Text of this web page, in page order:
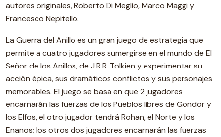
autores originales, Roberto Di Meglio, Marco Maggi y
Francesco Nepitello.
La Guerra del Anillo es un gran juego de estrategia que
permite a cuatro jugadores sumergirse en el mundo de El
Señor de los Anillos, de J.R.R. Tolkien y experimentar su
acción épica, sus dramáticos conflictos y sus personajes
memorables. El juego se basa en que 2 jugadores
encarnarán las fuerzas de los Pueblos libres de Gondor y
los Elfos, el otro jugador tendrá Rohan, el Norte y los
Enanos; los otros dos jugadores encarnarán las fuerzas